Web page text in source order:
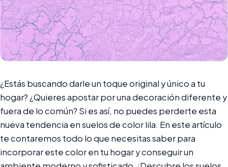
¿Estás buscando darle un toque original y único a tu
hogar? ¿Quieres apostar por una decoración diferente y
fuera de lo común? Si es así, no puedes perderte esta
nueva tendencia en suelos de color lila. En este artículo
te contaremos todo lo que necesitas saber para
incorporar este color en tu hogar y conseguir un